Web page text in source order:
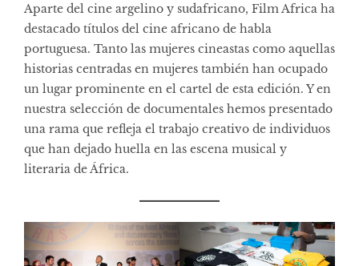
Aparte del cine argelino y sudafricano, Film Africa ha
destacado títulos del cine africano de habla
portuguesa. Tanto las mujeres cineastas como aquellas
historias centradas en mujeres también han ocupado
un lugar prominente en el cartel de esta edición. Y en
nuestra selección de documentales hemos presentado
una rama que refleja el trabajo creativo de individuos
que han dejado huella en las escena musical y
literaria de África.